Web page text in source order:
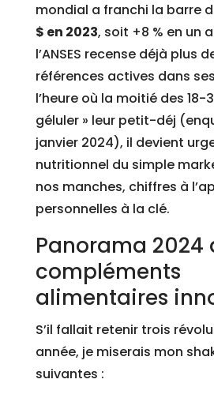
mondial a franchi la barre
$ en 2023, soit +8 % en un
l’ANSES recense déjà plus
références actives dans
l’heure où la moitié des 18-
géluler » leur petit-déj
janvier 2024), il devient
nutritionnel du simple
nos manches, chiffres à
personnelles à la clé.
Panorama 2024
compléments
alimentaires
S’il fallait retenir trois
année, je miserais mon
suivantes :